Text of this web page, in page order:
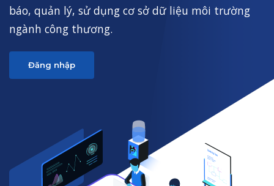
báo, quản lý, sử dụng cơ sở dữ liệu môi trường
ngành công thương.
Đăng nhập